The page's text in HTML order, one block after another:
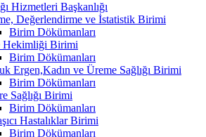
Hizmetleri Başkanlığı
Değerlendirme ve İstatistik Birimi
Birim Dökümanları
Hekimliği Birimi
Birim Dökümanları
Ergen,Kadın ve Üreme Sağlığı Birimi
Birim Dökümanları
Sağlığı Birimi
Birim Dökümanları
Hastalıklar Birimi
Birim Dökümanları